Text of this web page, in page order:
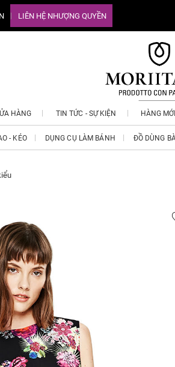
LIÊN HỆ NHƯỢNG QUYỀN
HÀNG TIN TỨC - SỰ KIỆN HÀNG
- KÉO DỤNG CỤ LÀM BÁNH ĐỒ DÙNG